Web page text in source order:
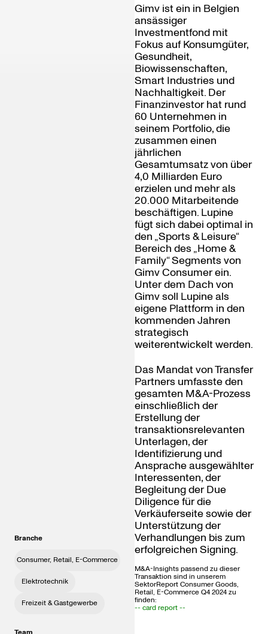
Branche
Consumer, Retail, E-Commerce
Elektrotechnik
Freizeit & Gastgewerbe
Gimv ist ein in Belgien
ansässiger
Investmentfond mit
Fokus auf Konsumgüter,
Gesundheit,
Biowissenschaften,
Smart Industries und
Nachhaltigkeit. Der
Finanzinvestor hat rund
60 Unternehmen in
seinem Portfolio, die
zusammen einen
jährlichen
Gesamtumsatz von über
4,0 Milliarden Euro
erzielen und mehr als
20.000 Mitarbeitende
beschäftigen. Lupine
fügt sich dabei optimal in
den „Sports & Leisure“
Bereich des „Home &
Family“ Segments von
Gimv Consumer ein.
Unter dem Dach von
Gimv soll Lupine als
eigene Plattform in den
kommenden Jahren
strategisch
weiterentwickelt werden.
Das Mandat von Transfer
Partners umfasste den
gesamten M&A-Prozess
einschließlich der
Erstellung der
transaktionsrelevanten
Unterlagen, der
Identifizierung und
Ansprache ausgewählter
Interessenten, der
Begleitung der Due
Diligence für die
Verkäuferseite sowie der
Unterstützung der
Verhandlungen bis zum
erfolgreichen Signing.
M&A-Insights passend zu dieser
Transaktion sind in unserem
SektorReport Consumer Goods,
Retail, E-Commerce Q4 2024 zu
finden:
-- card report --